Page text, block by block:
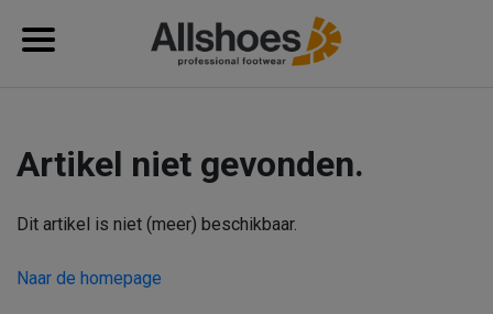
Artikel niet gevonden.
Dit artikel is niet (meer) beschikbaar.
Naar de homepage